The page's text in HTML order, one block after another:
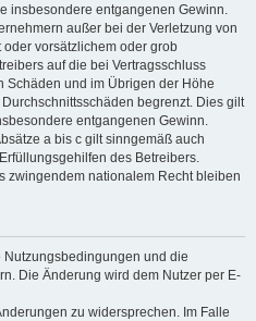
insbesondere entgangenen Gewinn.
außer bei der Verletzung von
vorsätzlichem oder grob
auf die bei Vertragsschluss
Schäden und im Übrigen der Höhe
begrenzt. Dies gilt
entgangenen Gewinn.
a bis c gilt sinngemäß auch
des Betreibers.
zwingendem nationalem Recht bleiben
Nutzungsbedingungen und die
Die Änderung wird dem Nutzer per E-
zu widersprechen. Im Falle